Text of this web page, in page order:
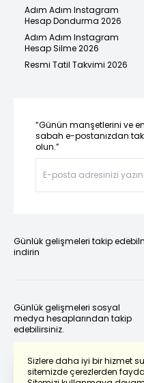
Sizlere daha iyi bir hizmet
sitemizde çerezlerden
Adım Adım Instagram
Hesap Dondurma 2026
Adım Adım Instagram
Hesap Silme 2026
Resmi Tatil Takvimi 2026
“Günün manşetlerini ve
sabah e-postanızdan
olun.”
Günlük gelişmeleri takip
indirin
Günlük gelişmeleri sosyal
medya hesaplarından takip
edebilirsiniz.